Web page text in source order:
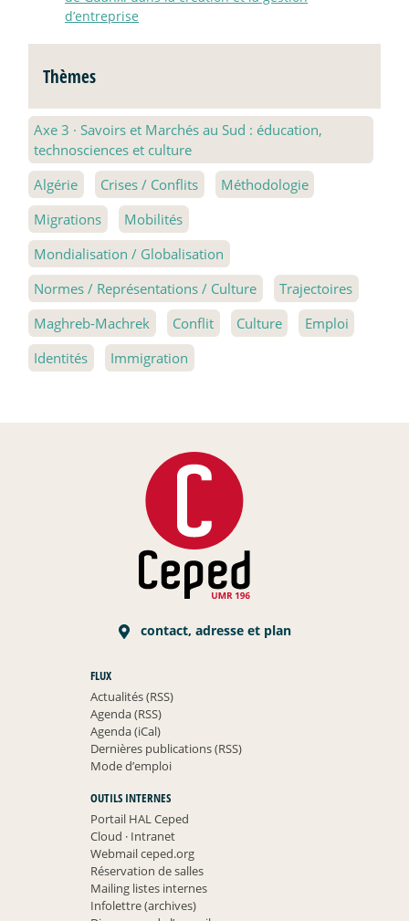
d’entreprise
Thèmes
Axe 3 · Savoirs et Marchés au Sud : éducation,
technosciences et culture
Algérie
Crises / Conflits
Méthodologie
Migrations
Mobilités
Mondialisation / Globalisation
Normes / Représentations / Culture
Trajectoires
Maghreb-Machrek
Conflit Culture
Emploi
Identités
Immigration
contact, adresse et plan
FLUX
Actualités (RSS)
Agenda (RSS)
Agenda (iCal)
Dernières publications (RSS)
Mode d’emploi
OUTILS INTERNES
Portail HAL Ceped
Cloud ·Intranet
Webmail ceped.org
Réservation de salles
Mailing listes internes
Infolettre (archives)